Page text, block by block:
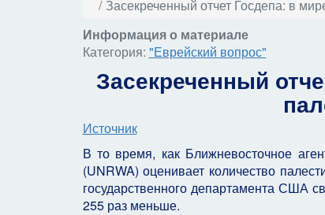
Засекреченный отчет Госдепа: в
Информация о материале
Категория: "Еврейский вопрос"
Засекреченный
Источник
В то время, как Ближневосточное
(UNRWA) оценивает количество
государственного департамента США
255 раз меньше.